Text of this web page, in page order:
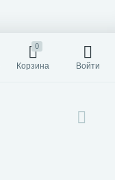
0
Корзина Войти